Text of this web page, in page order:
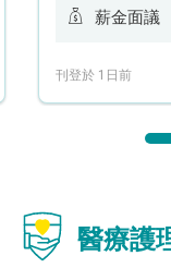
薪金面議
刊登於 1日前
醫療護